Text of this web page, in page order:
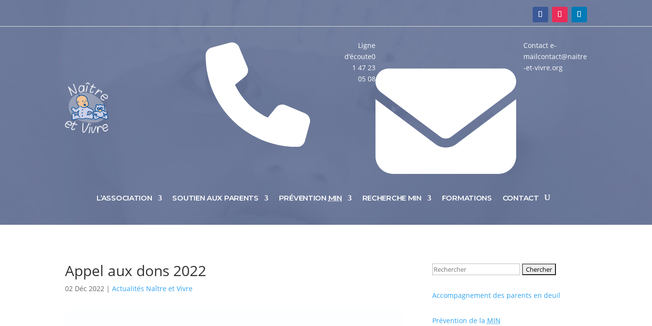
Ligne
d’écoute0
1 47 23
05 08
Contact e-
mailcontact@naitre
-et-vivre.org
L’ASSOCIATION SOUTIEN AUX PARENTS PRÉVENTION MIN RECHERCHE MIN FORMATIONS CONTACT
Appel aux dons 2022
02 Déc 2022 |Actualités Naître et Vivre
Rechercher:
Accompagnement des parents en deuil
Prévention de la MIN